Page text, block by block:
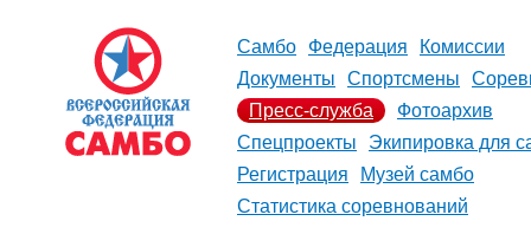
Самбо Федерация
Комиссии
Документы
Спортсмены
Пресс-служба
Фотоархив
Спецпроекты
Экипировка для
Регистрация
Музей самбо
Статистика соревнований